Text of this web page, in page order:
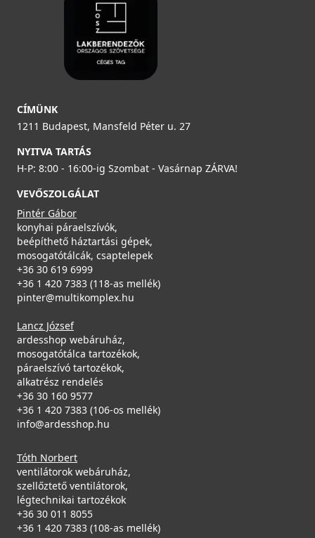
CÍMÜNK
1211 Budapest, Mansfeld Péter u. 27
NYITVA TARTÁS
H-P: 8:00 - 16:00-ig Szombat - Vasárnap ZÁRVA!
VEVŐSZOLGÁLAT
Pintér Gábor
konyhai páraelszívók,
beépíthető háztartási gépek,
mosogatótálcák, csaptelepek
+36 30 619 6999
+36 1 420 7383 (118-as mellék)
pinter@multikomplex.hu
Lancz József
ardesshop webáruház,
mosogatótálca tartozékok,
páraelszívó tartozékok,
alkatrész rendelés
+36 30 160 9577
+36 1 420 7383 (106-os mellék)
info@ardesshop.hu
Tóth Norbert
ventilátorok webáruház,
szellőztető ventilátorok,
légtechnikai tartozékok
+36 30 011 8055
+36 1 420 7383 (108-as mellék)